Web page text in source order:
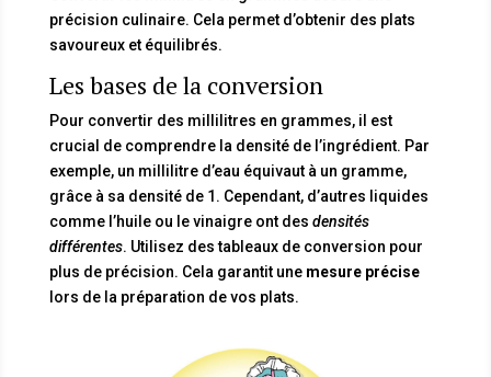
précision culinaire. Cela permet d’obtenir des plats
savoureux et équilibrés.
Les bases de la conversion
Pour convertir des millilitres en grammes, il est
crucial de comprendre la densité de l’ingrédient. Par
exemple, un millilitre d’eau équivaut à un gramme,
grâce à sa densité de 1. Cependant, d’autres liquides
comme l’huile ou le vinaigre ont des densités
différentes. Utilisez des tableaux de conversion pour
plus de précision. Cela garantit une mesure précise
lors de la préparation de vos plats.